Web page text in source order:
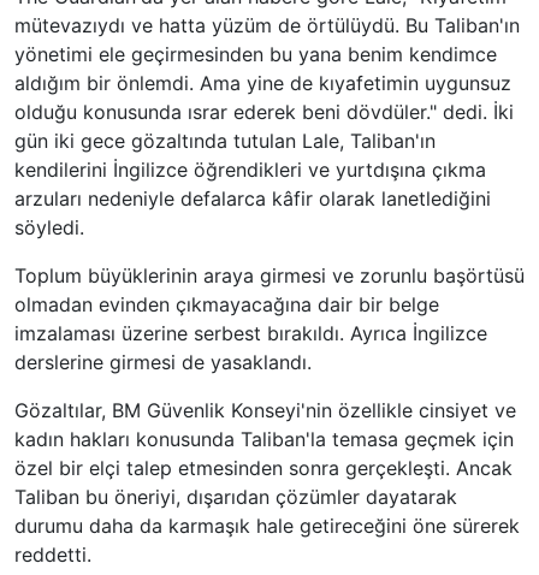
mütevazıydı ve hatta yüzüm de örtülüydü. Bu Taliban'ın
yönetimi ele geçirmesinden bu yana benim kendimce
aldığım bir önlemdi. Ama yine de kıyafetimin uygunsuz
olduğu konusunda ısrar ederek beni dövdüler." dedi. İki
gün iki gece gözaltında tutulan Lale, Taliban'ın
kendilerini İngilizce öğrendikleri ve yurtdışına çıkma
arzuları nedeniyle defalarca kâfir olarak lanetlediğini
söyledi.
Toplum büyüklerinin araya girmesi ve zorunlu başörtüsü
olmadan evinden çıkmayacağına dair bir belge
imzalaması üzerine serbest bırakıldı. Ayrıca İngilizce
derslerine girmesi de yasaklandı.
Gözaltılar, BM Güvenlik Konseyi'nin özellikle cinsiyet ve
kadın hakları konusunda Taliban'la temasa geçmek için
özel bir elçi talep etmesinden sonra gerçekleşti. Ancak
Taliban bu öneriyi, dışarıdan çözümler dayatarak
durumu daha da karmaşık hale getireceğini öne sürerek
reddetti.